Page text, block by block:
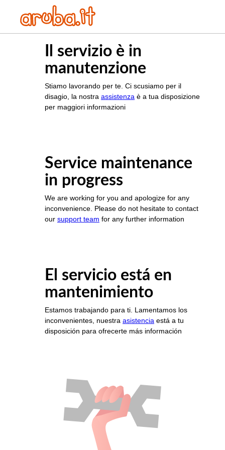
Il servizio è in
manutenzione
Stiamo lavorando per te. Ci scusiamo per il
disagio, la nostra assistenza è a tua disposizione
per maggiori informazioni
Service maintenance
in progress
We are working for you and apologize for any
inconvenience. Please do not hesitate to contact
our support team for any further information
El servicio está en
mantenimiento
Estamos trabajando para ti. Lamentamos los
inconvenientes, nuestra asistencia está a tu
disposición para ofrecerte más información